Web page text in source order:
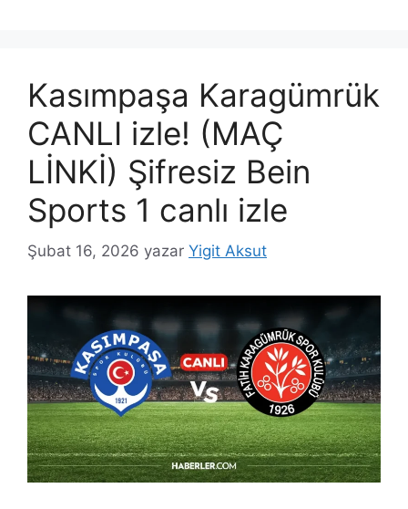
Kasımpaşa Karagümrük
CANLI izle! (MAÇ
LİNKİ) Şifresiz Bein
Sports 1 canlı izle
Şubat 16, 2026 yazar Yigit Aksut